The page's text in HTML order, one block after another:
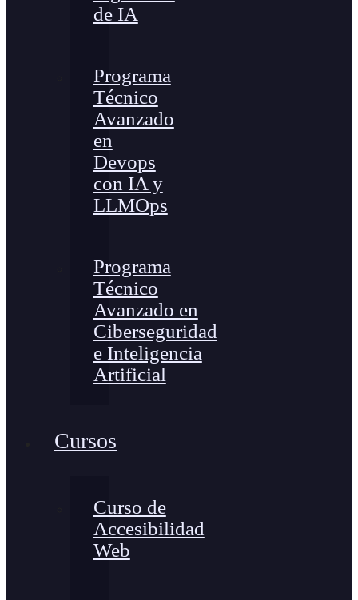
de IA
Programa
Técnico
Avanzado
en
Devops
con IA y
LLMOps
Programa
Técnico
Avanzado en
Ciberseguridad
e Inteligencia
Artificial
Cursos
Curso de
Accesibilidad
Web